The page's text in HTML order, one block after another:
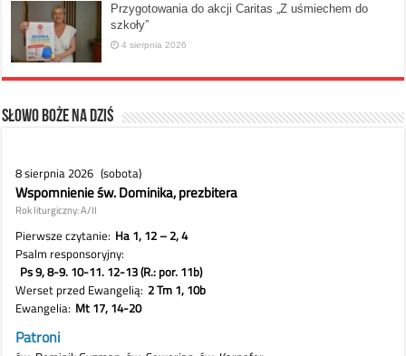
Przygotowania do akcji Caritas „Z uśmiechem do
szkoły”
4 sierpnia 2026
Słowo Boże na dziś